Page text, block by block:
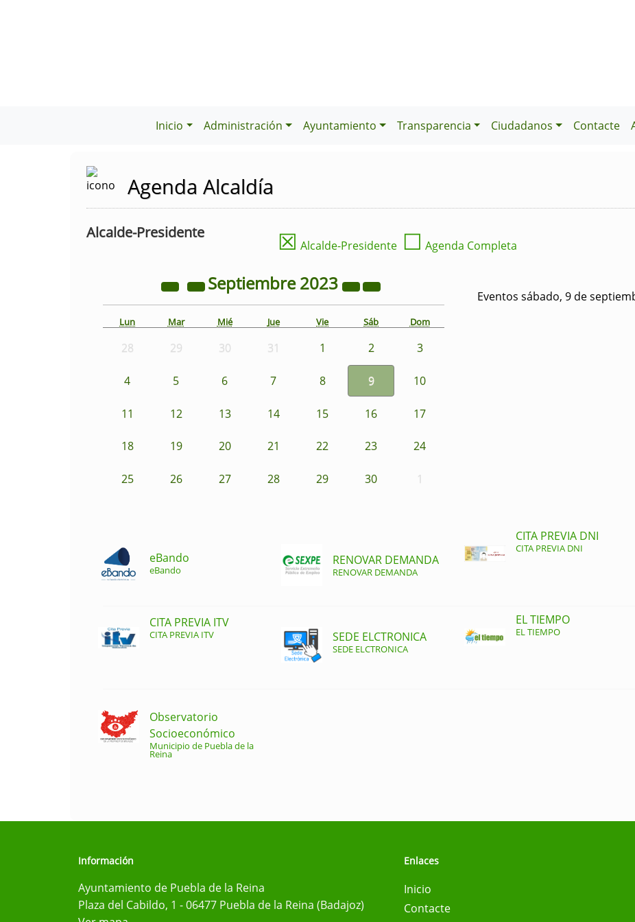
Inicio Administración Ayuntamiento Transparencia Ciudadanos Contacte
Agenda Alcaldía
Alcalde-Presidente ☒ Alcalde-Presidente ☐ Agenda Completa
Septiembre2023
Lun Mar Mié Jue Vie Sáb Dom
28 29 30 31 1 2 3
4 5 6 7 8 9 10
11 12 13 14 15 16 17
18 19 20 21 22 23 24
25 26 27 28 29 30 1
Eventos sábado, 9 de
eBando
eBando
RENOVAR DEMANDA
RENOVAR DEMANDA
CITA PREVIA DNI
CITA PREVIA DNI
CITA PREVIA ITV
CITA PREVIA ITV SEDE ELCTRONICA
SEDE ELCTRONICA
EL TIEMPO
EL TIEMPO
Observatorio
Socioeconómico
Municipio de Puebla de la
Reina
Información
Ayuntamiento de Puebla de la Reina
Plaza del Cabildo, 1 - 06477 Puebla de la Reina (Badajoz)
Enlaces
Inicio
Contacte